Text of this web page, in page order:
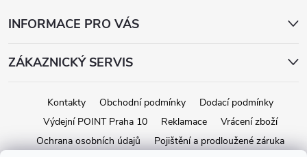
INFORMACE PRO VÁS
ZÁKAZNICKÝ SERVIS
Kontakty Obchodní podmínky
Dodací podmínky
Výdejní POINT Praha 10
Reklamace
Vrácení zboží
Ochrana osobních údajů
Pojištění a prodloužené záruka